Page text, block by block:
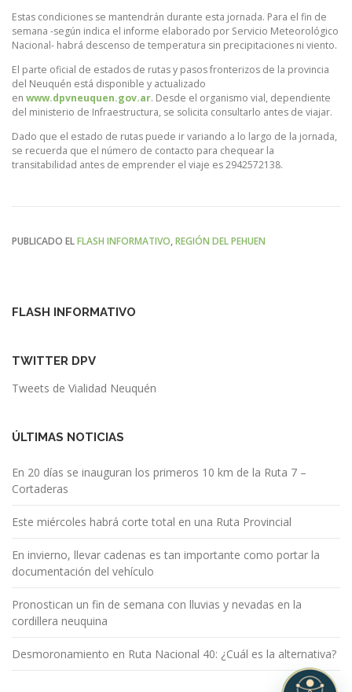
Estas condiciones se mantendrán durante esta jornada. Para el fin de
semana -según indica el informe elaborado por Servicio Meteorológico
Nacional- habrá descenso de temperatura sin precipitaciones ni viento.
El parte oficial de estados de rutas y pasos fronterizos de la provincia
del Neuquén está disponible y actualizado
en www.dpvneuquen.gov.ar. Desde el organismo vial, dependiente
del ministerio de Infraestructura, se solicita consultarlo antes de viajar.
Dado que el estado de rutas puede ir variando a lo largo de la jornada,
se recuerda que el número de contacto para chequear la
transitabilidad antes de emprender el viaje es 2942572138.
PUBLICADO ELFLASH INFORMATIVO,REGIÓN DEL PEHUEN
FLASH INFORMATIVO
TWITTER DPV
Tweets de Vialidad Neuquén
ÚLTIMAS NOTICIAS
En 20 días se inauguran los primeros 10 km de la Ruta 7 –
Cortaderas
Este miércoles habrá corte total en una Ruta Provincial
En invierno, llevar cadenas es tan importante como portar la
documentación del vehículo
Pronostican un fin de semana con lluvias y nevadas en la
cordillera neuquina
Desmoronamiento en Ruta Nacional 40: ¿Cuál es la alternativa?